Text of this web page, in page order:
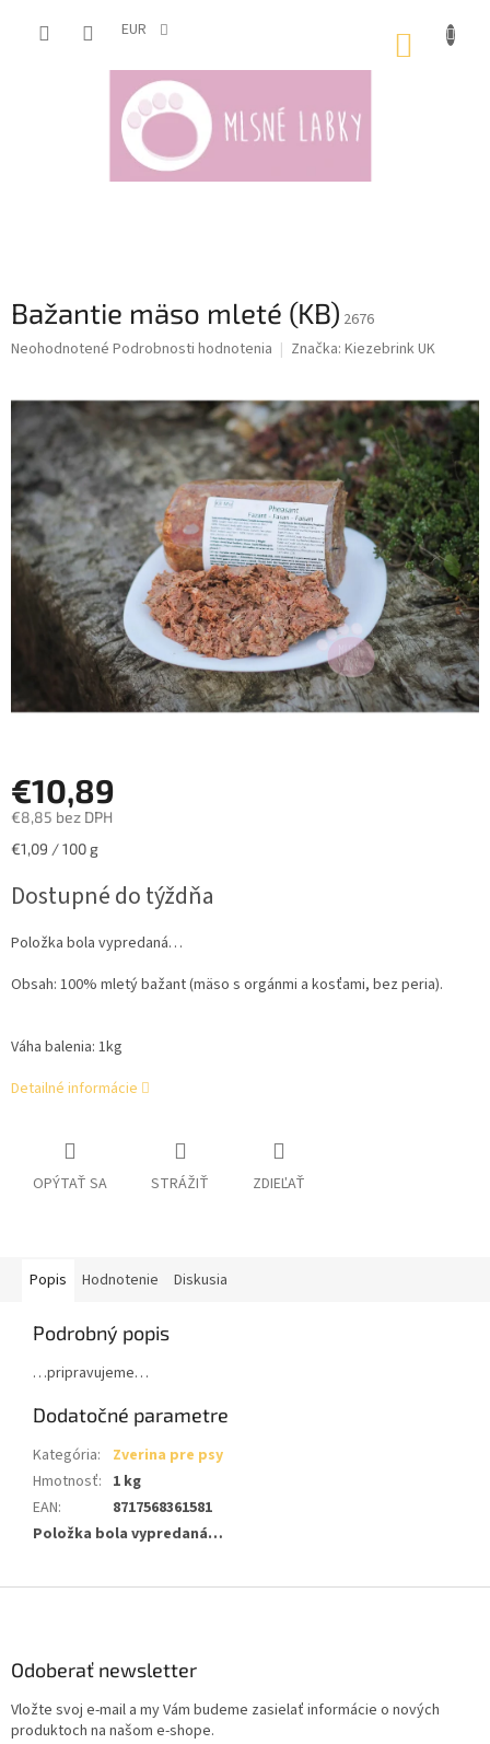
EUR
Bažantie mäso mleté (KB) 2676
Priemerné
je
0,0
5
hviezdičiek.
Neohodnotené Podrobnosti hodnotenia Značka: Kiezebrink UK
€10,89
€8,85 bez DPH
Jednotková
€1,09 / 100 g
Dostupné do týždňa
Položka bola vypredaná…
Obsah: 100% mletý bažant (mäso s orgánmi a kosťami, bez peria).
Váha balenia: 1kg
Detailné informácie
OPÝTAŤ SA STRÁŽIŤ ZDIEĽAŤ
Popis Hodnotenie Diskusia
Podrobný popis
…pripravujeme…
Dodatočné parametre
Kategória:
Zverina pre psy
Hmotnosť: 1 kg
EAN:
8717568361581
Položka bola vypredaná…
Odoberať newsletter
Vložte svoj e-mail a my Vám budeme zasielať informácie o nových
produktoch na našom e-shope.